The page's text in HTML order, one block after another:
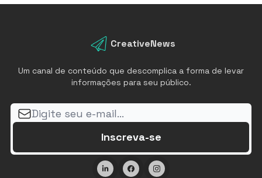
CreativeNews
Um canal de conteúdo que descomplica a forma de levar
informações para seu público.